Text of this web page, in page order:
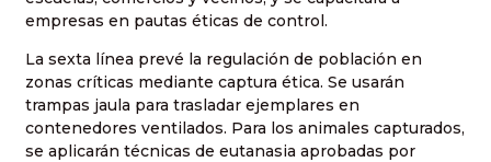
empresas en pautas éticas de control.
La sexta línea prevé la regulación de población en
zonas críticas mediante captura ética. Se usarán
trampas jaula para trasladar ejemplares en
contenedores ventilados. Para los animales capturados,
se aplicarán técnicas de eutanasia aprobadas por